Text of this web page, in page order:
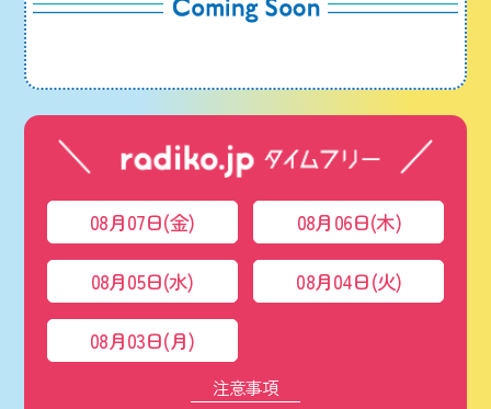
08月07日(金) 08月06日(木)
08月05日(水) 08月04日(火)
08月03日(月)
注意事項